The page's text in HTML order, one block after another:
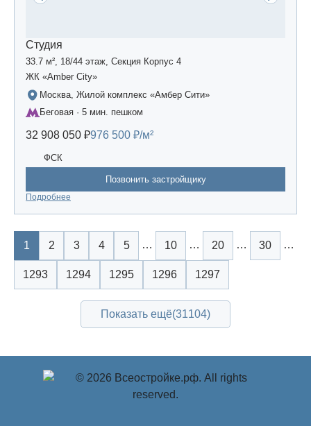
Студия
33.7 м², 18/44 этаж, Секция Корпус 4
ЖК «Amber Сity»
Москва, Жилой комплекс «Амбер Сити»
Беговая · 5 мин. пешком
32 908 050 ₽976 500 ₽/м²
ФСК
Позвонить застройщику
Подробнее
1 2 3 4 5 … 10 … 20 … 30 …
1293 1294 1295 1296 1297
Показать ещё(31104)